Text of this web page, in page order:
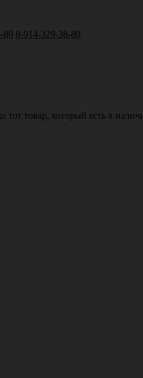
80 8-914-329-38-80
товар, который есть в